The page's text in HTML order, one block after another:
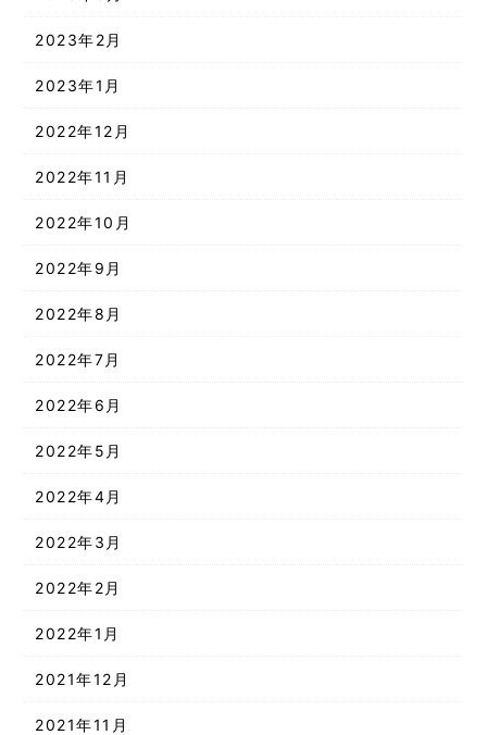
2023年2月
2023年1月
2022年12月
2022年11月
2022年10月
2022年9月
2022年8月
2022年7月
2022年6月
2022年5月
2022年4月
2022年3月
2022年2月
2022年1月
2021年12月
2021年11月